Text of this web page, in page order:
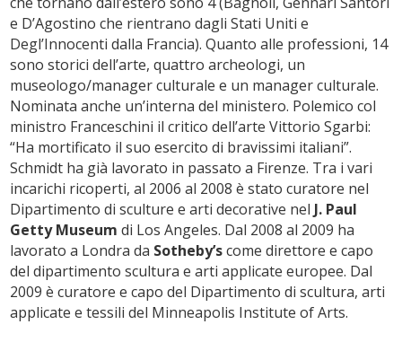
e D’Agostino che rientrano dagli Stati Uniti e
Degl’Innocenti dalla Francia). Quanto alle professioni, 14
sono storici dell’arte, quattro archeologi, un
museologo/manager culturale e un manager culturale.
Nominata anche un’interna del ministero. Polemico col
ministro Franceschini il critico dell’arte Vittorio Sgarbi:
“Ha mortificato il suo esercito di bravissimi italiani”.
Schmidt ha già lavorato in passato a Firenze. Tra i vari
incarichi ricoperti, al 2006 al 2008 è stato curatore nel
Dipartimento di sculture e arti decorative nel J. Paul
Getty Museum di Los Angeles. Dal 2008 al 2009 ha
lavorato a Londra da Sotheby’scome direttore e capo
del dipartimento scultura e arti applicate europee. Dal
2009 è curatore e capo del Dipartimento di scultura, arti
applicate e tessili del Minneapolis Institute of Arts.